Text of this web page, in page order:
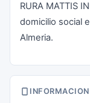
RURA MATTIS
domicilio social
Almeria.